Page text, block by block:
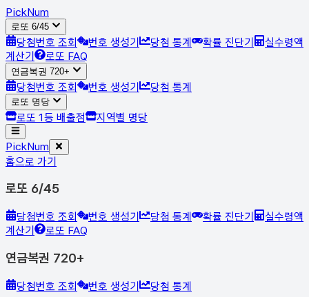
PickNum
로또 6/45
당첨번호 조회 번호 생성기 당첨 통계 확률 진단기
실수령액
계산기
로또 FAQ
연금복권 720+
당첨번호 조회 번호 생성기 당첨 통계
로또 명당
로또 1등 배출점 지역별 명당
PickNum
홈으로 가기
로또 6/45
당첨번호 조회 번호 생성기 당첨 통계 확률 진단기
실수령액
계산기
로또 FAQ
연금복권 720+
당첨번호 조회 번호 생성기 당첨 통계